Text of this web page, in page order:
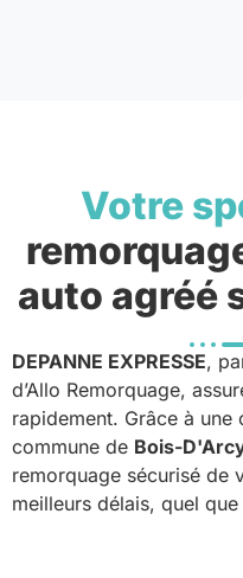
Votre
auto agréé
DEPANNE EXPRESSE,
d’Allo Remorquage,
rapidement. Grâce à une
commune de Bois-
remorquage sécurisé de
meilleurs délais, quel